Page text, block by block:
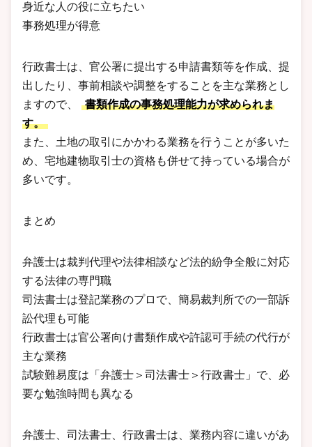
身近な人の役に立ちたい
事務処理が得意
行政書士は、官公署に提出する申請書類等を作成、提
出したり、事前相談や調整をすることを主な業務とし
ますので、
書類作成の事務処理能力が求められま
す。
また、土地の取引にかかわる業務を行うことが多いた
め、宅地建物取引士の資格も併せて持っている場合が
多いです。
まとめ
弁護士は裁判代理や法律相談など法的紛争全般に対応
する法律の専門職
司法書士は登記業務のプロで、簡易裁判所での一部訴
訟代理も可能
行政書士は官公署向け書類作成や許認可手続の代行が
主な業務
試験難易度は「弁護士＞司法書士＞行政書士」で、必
要な勉強時間も異なる
弁護士、司法書士、行政書士は、業務内容に違いがあ